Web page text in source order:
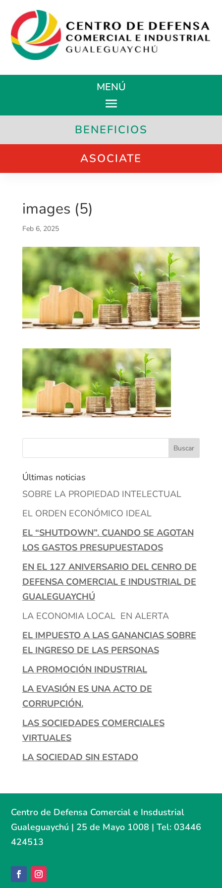
MENÚ
BENEFICIOS
ASOCIATE
images (5)
Feb 6, 2025
Últimas noticias
SOBRE LA PROPIEDAD INTELECTUAL
EL ORDEN ECONÓMICO IDEAL
EL “SHUTDOWN”. CUANDO SE AGOTAN
LOS GASTOS PRESUPUESTADOS
EN EL 127 ANIVERSARIO DEL CENRO DE
DEFENSA COMERCIAL E INDUSTRIAL DE
GUALEGUAYCHÚ
LA ECONOMIA LOCAL EN ALERTA
EL IMPUESTO A LAS GANANCIAS SOBRE
EL INGRESO DE LAS PERSONAS
LA PROMOCIÓN INDUSTRIAL
LA EVASIÓN ES UNA ACTO DE
CORRUPCIÓN.
LAS SOCIEDADES COMERCIALES
VIRTUALES
LA SOCIEDAD SIN ESTADO
Centro de Defensa Comercial e Insdustrial
Gualeguaychú | 25 de Mayo 1008 | Tel: 03446
424513